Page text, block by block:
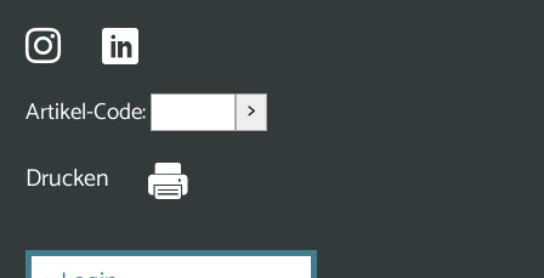
Artikel-Code: >
Drucken